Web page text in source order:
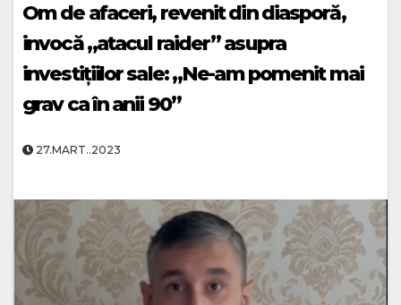
Om de afaceri, revenit din diasporă,
invocă „atacul raider” asupra
investițiilor sale: „Ne-am pomenit mai
grav ca în anii 90”
27.MART..2023